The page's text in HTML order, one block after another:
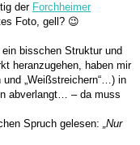
der Forchheimer
Foto, gell? 😉
bisschen Struktur und
heranzugehen, haben mir
„Weißstreichern“…) in
abverlangt… – da muss
Spruch gelesen: „Nur